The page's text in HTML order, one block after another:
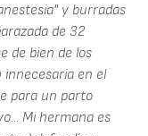
y burradas
de 32
de bien de los
innecesaria en el
para un parto
Mi hermana es